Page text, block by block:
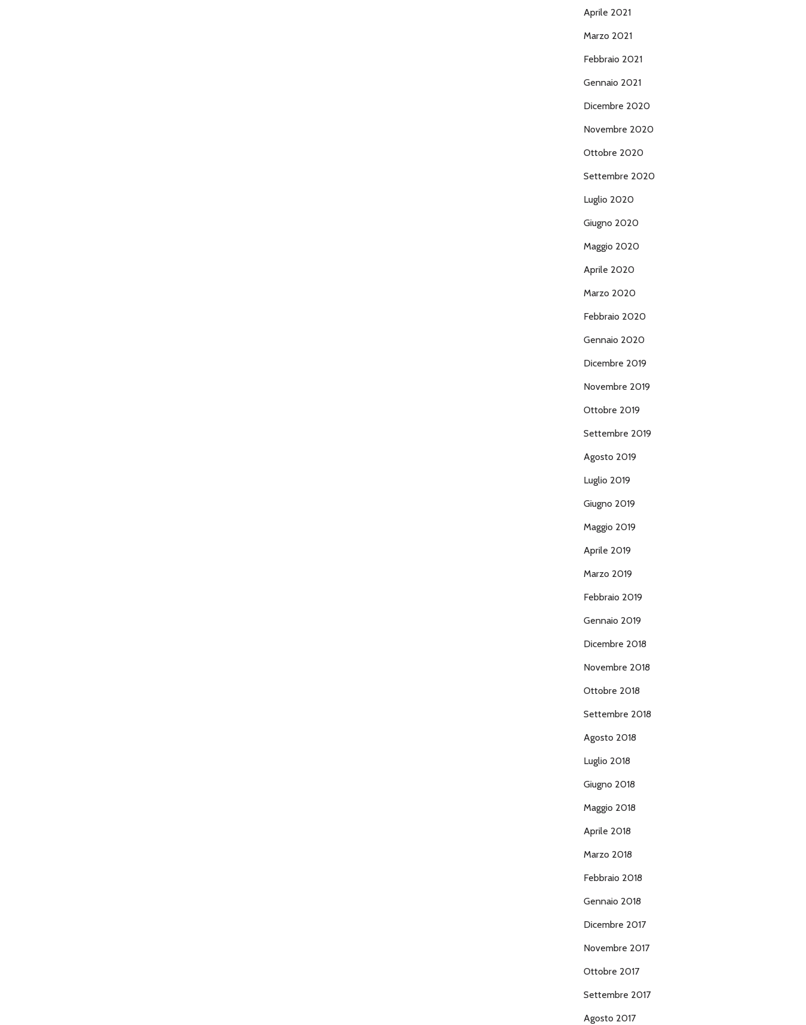
Aprile 2021
Marzo 2021
Febbraio 2021
Gennaio 2021
Dicembre 2020
Novembre 2020
Ottobre 2020
Settembre 2020
Luglio 2020
Giugno 2020
Maggio 2020
Aprile 2020
Marzo 2020
Febbraio 2020
Gennaio 2020
Dicembre 2019
Novembre 2019
Ottobre 2019
Settembre 2019
Agosto 2019
Luglio 2019
Giugno 2019
Maggio 2019
Aprile 2019
Marzo 2019
Febbraio 2019
Gennaio 2019
Dicembre 2018
Novembre 2018
Ottobre 2018
Settembre 2018
Agosto 2018
Luglio 2018
Giugno 2018
Maggio 2018
Aprile 2018
Marzo 2018
Febbraio 2018
Gennaio 2018
Dicembre 2017
Novembre 2017
Ottobre 2017
Settembre 2017
Agosto 2017